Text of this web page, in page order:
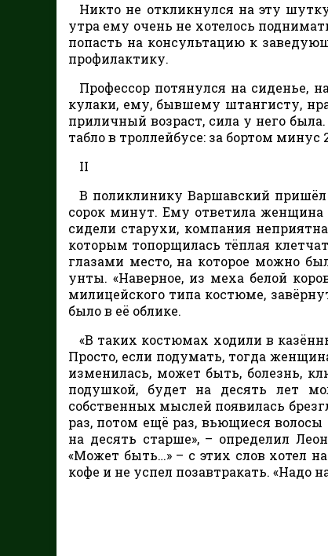
Никто не откликнулся на эту
утра ему очень не хотелось
попасть на консультацию к
профилактику.
Профессор потянулся на сиденье,
кулаки, ему, бывшему штангисту,
приличный возраст, сила у него
табло в троллейбусе: за бортом минус
II
В поликлинику Варшавский пришёл
сорок минут. Ему ответила женщина
сидели старухи, компания
которым топорщилась тёплая
глазами место, на которое можно
унты. «Наверное, из меха белой
милицейского типа костюме,
было в её облике.
«В таких костюмах ходили в
Просто, если подумать, тогда
изменилась, может быть, болезнь,
подушкой, будет на десять лет
собственных мыслей появилась
раз, потом ещё раз, вьющиеся
на десять старше», – определил
«Может быть…» – с этих слов хотел
кофе и не успел позавтракать. «Надо